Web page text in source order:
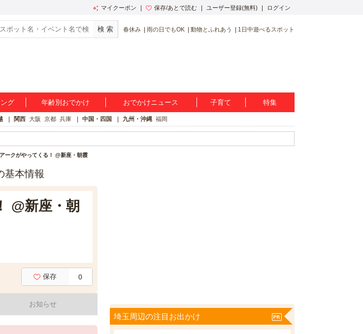
マイクーポン 保存/あとで読む ユーザー登録(無料) ログイン
春休み 雨の日でもOK 動物とふれあう 1日中遊べるスポット
グ 年齢別おでかけ おでかけニュース 子育て 特集
関西 大阪 京都 兵庫 中国・四国 九州・沖縄 福岡
ークがやってくる！ @新座・朝霞
基本情報
@新座・朝
保存 0
お知らせ
埼玉周辺の注目お出かけ